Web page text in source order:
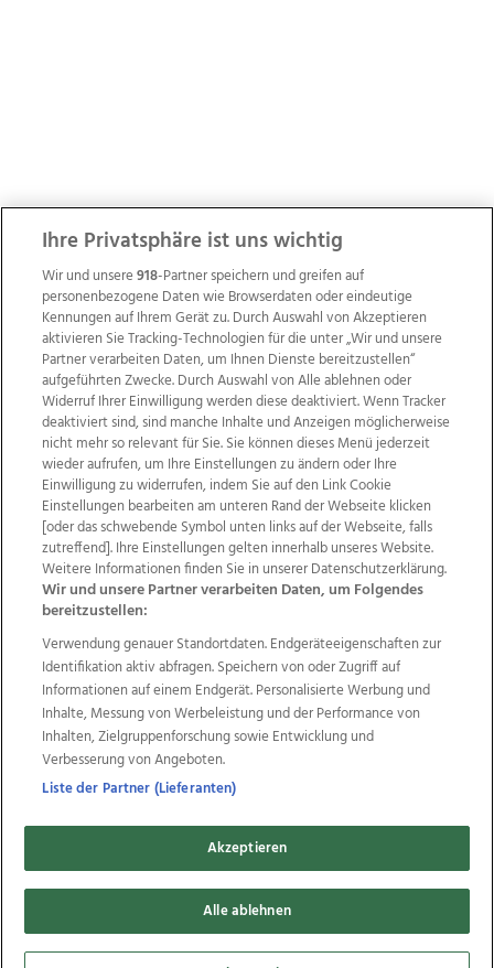
Wir über uns Mediadaten Kontakt
Jobs
Datenschutz
Impressum
AGB Anzeigekunden
AGB Website
Ehrenkodex Politische Werbung
Weitere Angebote des Medienhauses Wimmer
TV1 di-mog-i.at OÖNow
Ischler Woche
Life Radio
OÖNachrichten
OÖN Immobilien
OÖN Karriere
OÖN Reise
Promenaden Galerien
Regionaljobs
wasistlos.at
Copyrights © 2026 Tips Zeitungs GmbH & Co KG
developed by11x11.net
Cookie Einstellungen bearbeiten
Ihre Privatsphäre ist uns wichtig
Wir und unsere918-Partner speichern und greifen auf
personenbezogene Daten wie Browserdaten oder eindeutige
Kennungen auf Ihrem Gerät zu. Durch Auswahl von Akzeptieren
aktivieren Sie Tracking-Technologien für die unter „Wir und unsere
Partner verarbeiten Daten, um Ihnen Dienste bereitzustellen“
aufgeführten Zwecke. Durch Auswahl von Alle ablehnen oder
Widerruf Ihrer Einwilligung werden diese deaktiviert. Wenn Tracker
deaktiviert sind, sind manche Inhalte und Anzeigen möglicherweise
nicht mehr so relevant für Sie. Sie können dieses Menü jederzeit
wieder aufrufen, um Ihre Einstellungen zu ändern oder Ihre
Einwilligung zu widerrufen, indem Sie auf den Link Cookie
Einstellungen bearbeiten am unteren Rand der Webseite klicken
[oder das schwebende Symbol unten links auf der Webseite, falls
zutreffend]. Ihre Einstellungen gelten innerhalb unseres Website.
Weitere Informationen finden Sie in unserer Datenschutzerklärung.
Wir und unsere Partner verarbeiten Daten, um Folgendes
bereitzustellen:
Verwendung genauer Standortdaten. Endgeräteeigenschaften zur
Identifikation aktiv abfragen. Speichern von oder Zugriff auf
Informationen auf einem Endgerät. Personalisierte Werbung und
Inhalte, Messung von Werbeleistung und der Performance von
Inhalten, Zielgruppenforschung sowie Entwicklung und
Verbesserung von Angeboten.
Liste der Partner (Lieferanten)
Akzeptieren
Alle ablehnen